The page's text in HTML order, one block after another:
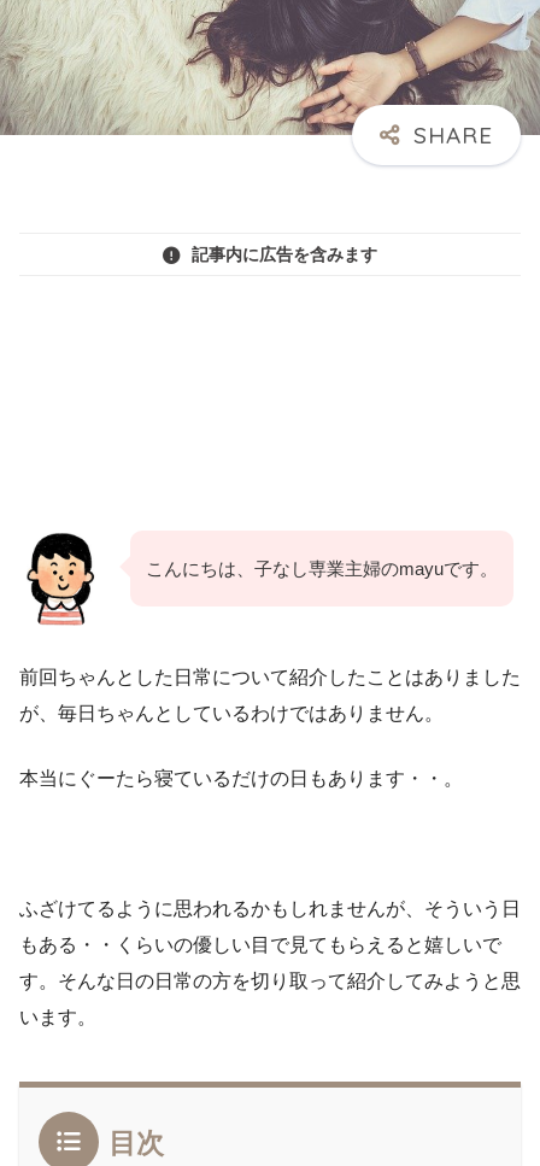
記事内に広告を含みます
こんにちは、子なし専業主婦のmayuです。
前回ちゃんとした日常について紹介したことはありました
が、毎日ちゃんとしているわけではありません。
本当にぐーたら寝ているだけの日もあります・・。
ふざけてるように思われるかもしれませんが、そういう日
もある・・くらいの優しい目で見てもらえると嬉しいで
す。そんな日の日常の方を切り取って紹介してみようと思
います。
目次